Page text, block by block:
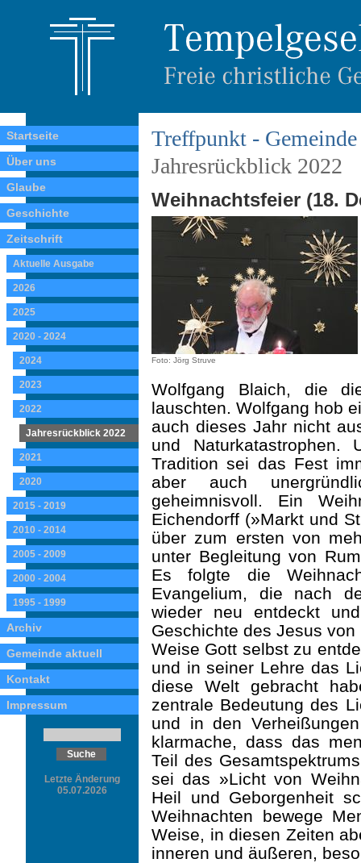
Startseite
Über uns
Glaube
Geschichte
Zeitschrift
Aktuelle Ausgabe
2026
2025
2020 - 2024
2024
2023
2022
Jahresrückblick 2022
2021
2020
2015 - 2019
2010 - 2014
2005 - 2009
2000 - 2004
1995 - 1999
Archiv
Gemeinde aktuell
Kontakt
Impressum
Letzte Änderung
05.07.2026
Treffpunkt -
Jahresrückblick 2022
Weihnachtsfeier (18.
Foto: Jörg Struve
Wolfgang Blaich, die
lauschten. Wolfgang hob
auch dieses Jahr nicht
und Na­turkatastrophen.
Tradition sei das Fest
aber auch
geheimnisvoll. Ein
Eichendorff (»Markt und
über zum ersten von
unter Begleitung von
Es folgte die
Evangelium, die nach
wieder neu entdeckt
Geschichte des Jesus
Weise Gott selbst zu
und in seiner Lehre das
diese Welt gebracht
zentrale Bedeutung des
und in den
klarmache, dass das
Teil des
sei das »Licht von
Heil und Geborgenheit
Weihnachten bewege
Weise, in diesen Zeiten
inneren und äußeren,